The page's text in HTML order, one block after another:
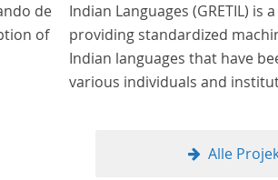
de
of
Indian Languages (GRETIL) is
providing standardized
Indian languages that have
various individuals and
Alle